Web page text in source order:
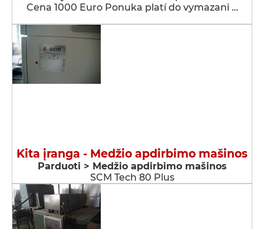
Cena 1000 Euro Ponuka platí do vymazani …
Kita įranga - Medžio apdirbimo mašinos
Parduoti > Medžio apdirbimo mašinos
SCM Tech 80 Plus